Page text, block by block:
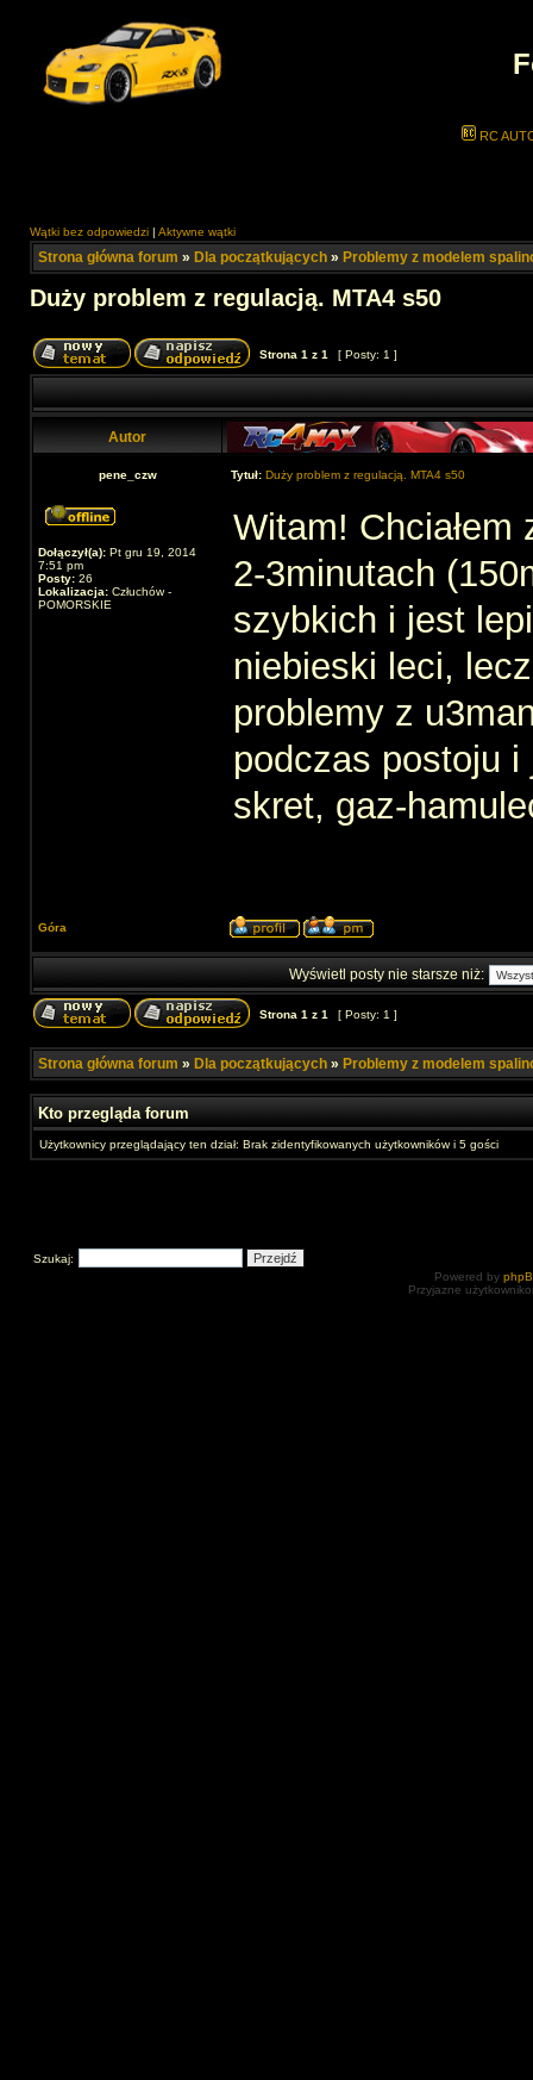
RC
Wątki bez odpowiedzi | Aktywne wątki
Strona główna forum » Dla początkujących » Problemy z modelem
Duży problem z regulacją. MTA4 s50
Strona 1 z 1 [ Posty: 1 ]
Autor
pene_czw Tytuł: Duży problem z regulacją. MTA4 s50
Dołączył(a): Pt gru 19, 2014
7:51 pm
Posty: 26
Lokalizacja: Człuchów -
POMORSKIE
Witam!
2-3minutach
szybkich i jest
niebieski leci,
problemy z
podczas postoju i
skret, gaz-
Góra
Wyświetl posty nie starsze niż:
Strona 1 z 1 [ Posty: 1 ]
Strona główna forum » Dla początkujących » Problemy z modelem
Kto przegląda forum
Użytkownicy przeglądający ten dział: Brak zidentyfikowanych użytkowników i 5 gości
Szukaj:
Powered by
Przyjazne